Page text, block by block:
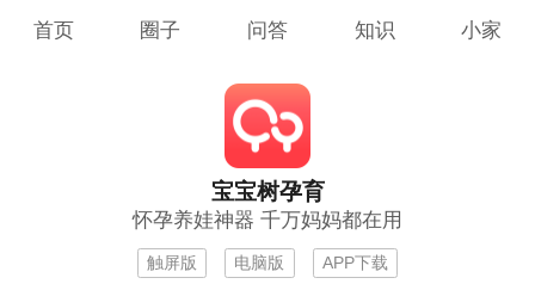
首页 圈子 问答 知识 小家
宝宝树孕育
怀孕养娃神器 千万妈妈都在用
触屏版 电脑版 APP下载